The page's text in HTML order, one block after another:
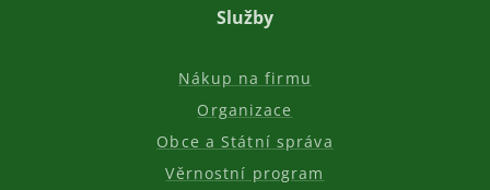
Služby
Nákup na firmu
Organizace
Obce a Státní správa
Věrnostní program